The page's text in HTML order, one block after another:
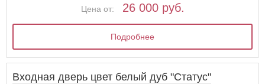
Цена от: 26 000 руб.
Подробнее
Входная дверь цвет белый дуб "Статус"